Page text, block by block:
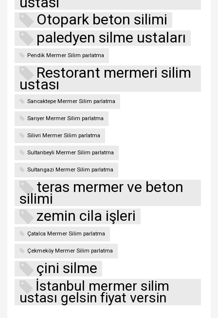
Otopark beton silimi
paledyen silme ustaları
Pendik Mermer Silim parlatma
Restorant mermeri silim
ustası
Sancaktepe Mermer Silim parlatma
Sarıyer Mermer Silim parlatma
Silivri Mermer Silim parlatma
Sultanbeyli Mermer Silim parlatma
Sultangazi Mermer Silim parlatma
teras mermer ve beton
silimi
zemin cila işleri
Çatalca Mermer Silim parlatma
Çekmeköy Mermer Silim parlatma
çini silme
İstanbul mermer silim
ustası gelsin fiyat versin